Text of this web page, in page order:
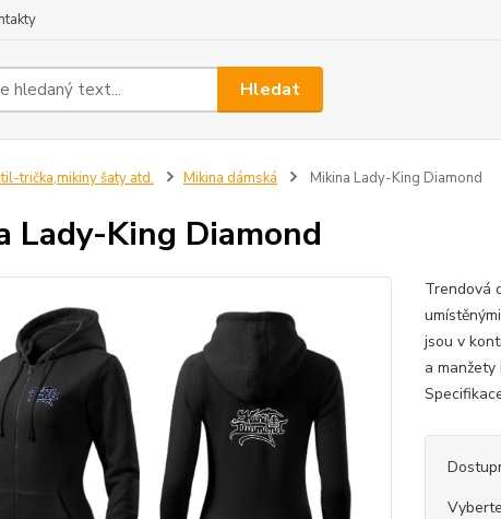
Hledat
trička,mikiny šaty atd. Mikina dámská Mikina Lady-King Diamond
Lady-King Diamond
Trendová
jsou v
a